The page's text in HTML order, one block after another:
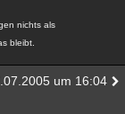
nichts als
bleibt.
um 16:04